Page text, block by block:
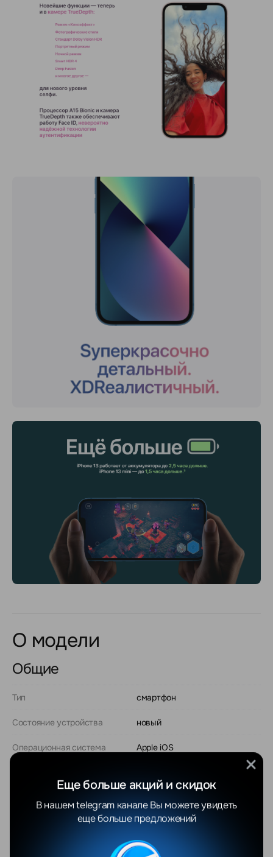
О модели
Общие
Тип смартфон
Состояние устройства новый
Операционная система Apple iOS
Разрешение экрана 1080x2340
Еще больше акций и скидок
В нашем telegram канале Вы можете увидеть
еще больше предложений